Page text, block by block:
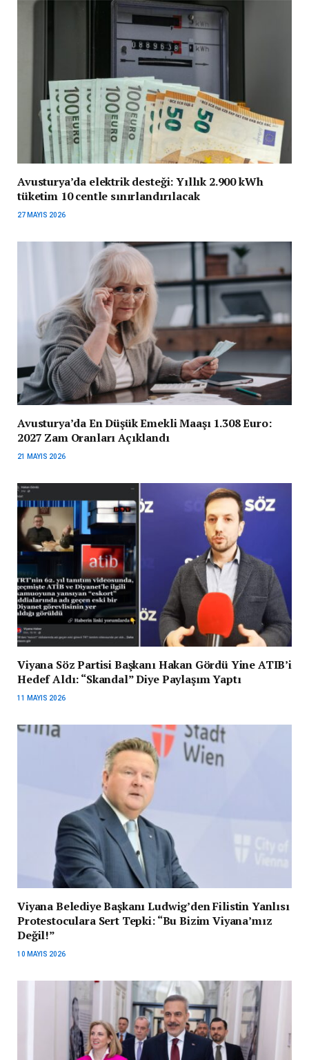
Avusturya’da elektrik desteği: Yıllık 2.900 kWh
tüketim 10 centle sınırlandırılacak
27 MAYIS 2026
Avusturya’da En Düşük Emekli Maaşı 1.308 Euro:
2027 Zam Oranları Açıklandı
21 MAYIS 2026
Viyana Söz Partisi Başkanı Hakan Gördü Yine ATIB’i
Hedef Aldı: “Skandal” Diye Paylaşım Yaptı
11 MAYIS 2026
Viyana Belediye Başkanı Ludwig’den Filistin Yanlısı
Protestoculara Sert Tepki: “Bu Bizim Viyana’mız
Değil!”
10 MAYIS 2026